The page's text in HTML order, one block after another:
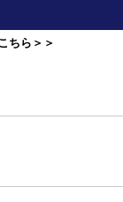
ちら＞＞